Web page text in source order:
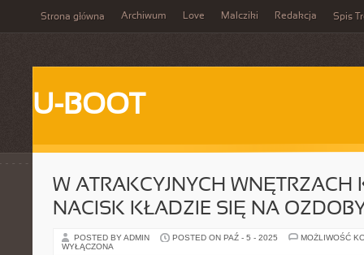
Strona główna Archiwum Love Malcziki Redakcja Spis
U-BOOT
W ATRAKCYJNYCH WNĘTRZACH
NACISK KŁADZIE SIĘ NA
POSTED BY ADMIN POSTED ON PAŹ - 5 - 2025
MOŻLIWOŚĆ
WYŁĄCZONA